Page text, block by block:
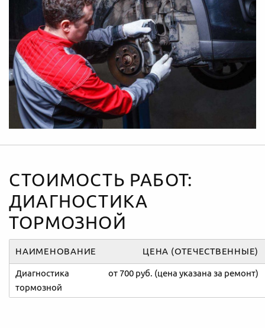
СТОИМОСТЬ РАБОТ:
ДИАГНОСТИКА
ТОРМОЗНОЙ
НАИМЕНОВАНИЕ ЦЕНА (ОТЕЧЕСТВЕННЫЕ)
Диагностика
тормозной
от 700 руб. (цена указана за ремонт)